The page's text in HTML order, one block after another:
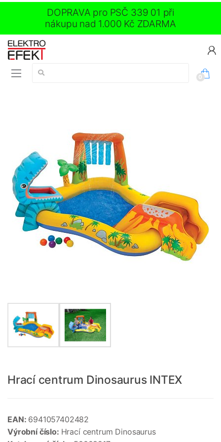
DOPRAVA pro PSČ 339 01 při
nákupu nad 1.000 Kč ZDARMA
Vyhledávání:
0
Hrací centrum Dinosaurus INTEX
EAN: 6941057402482
Výrobní číslo: Hrací centrum Dinosaurus